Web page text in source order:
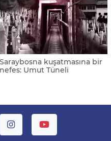
Saraybosna kuşatmasına bir
nefes: Umut Tüneli